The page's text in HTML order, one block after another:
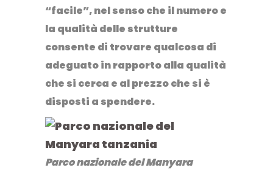
“facile”, nel senso che il numero e
la qualità delle strutture
consente di trovare qualcosa di
adeguato in rapporto alla qualità
che si cerca e al prezzo che si è
disposti a spendere.
Parco nazionale del Manyara